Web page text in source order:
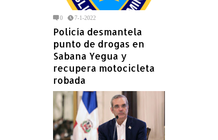
0 7-1-2022
Policía desmantela
punto de drogas en
Sabana Yegua y
recupera motocicleta
robada